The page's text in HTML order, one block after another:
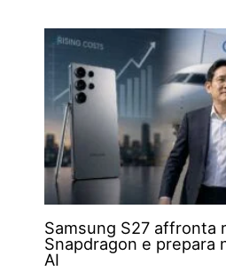
Samsung S27 affronta
Snapdragon e prepara
AI